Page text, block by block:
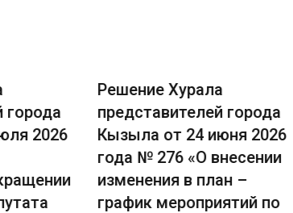
города
2026
Решение Хурала
представителей города
Кызыла от 24 июня 2026
года № 276 «О внесении
изменения в план –
график мероприятий по